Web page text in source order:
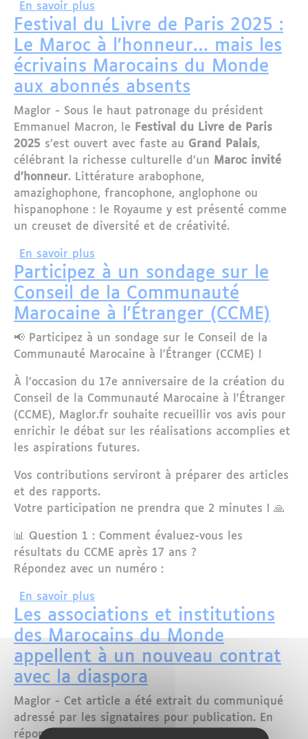
En savoir plus
Festival du Livre de Paris 2025 :
Le Maroc à l’honneur… mais les
écrivains Marocains du Monde
aux abonnés absents
Maglor - Sous le haut patronage du président
Emmanuel Macron, le Festival du Livre de Paris
2025 s’est ouvert avec faste au Grand Palais,
célébrant la richesse culturelle d’un Maroc invité
d’honneur. Littérature arabophone,
amazighophone, francophone, anglophone ou
hispanophone : le Royaume y est présenté comme
un creuset de diversité et de créativité.
En savoir plus
Participez à un sondage sur le
Conseil de la Communauté
Marocaine à l'Étranger (CCME)
📢 Participez à un sondage sur le Conseil de la
Communauté Marocaine à l'Étranger (CCME) !
À l’occasion du 17e anniversaire de la création du
Conseil de la Communauté Marocaine à l'Étranger
(CCME), Maglor.fr souhaite recueillir vos avis pour
enrichir le débat sur les réalisations accomplies et
les aspirations futures.
Vos contributions serviront à préparer des articles
et des rapports.
Votre participation ne prendra que 2 minutes ! 🙏
📊 Question 1 : Comment évaluez-vous les
résultats du CCME après 17 ans ?
Répondez avec un numéro :
En savoir plus
Les associations et institutions
des Marocains du Monde
appellent à un nouveau contrat
avec la diaspora
Maglor - Cet article a été extrait du communiqué
adressé par les signataires pour publication. En
réponse aux orientations contenues dans le